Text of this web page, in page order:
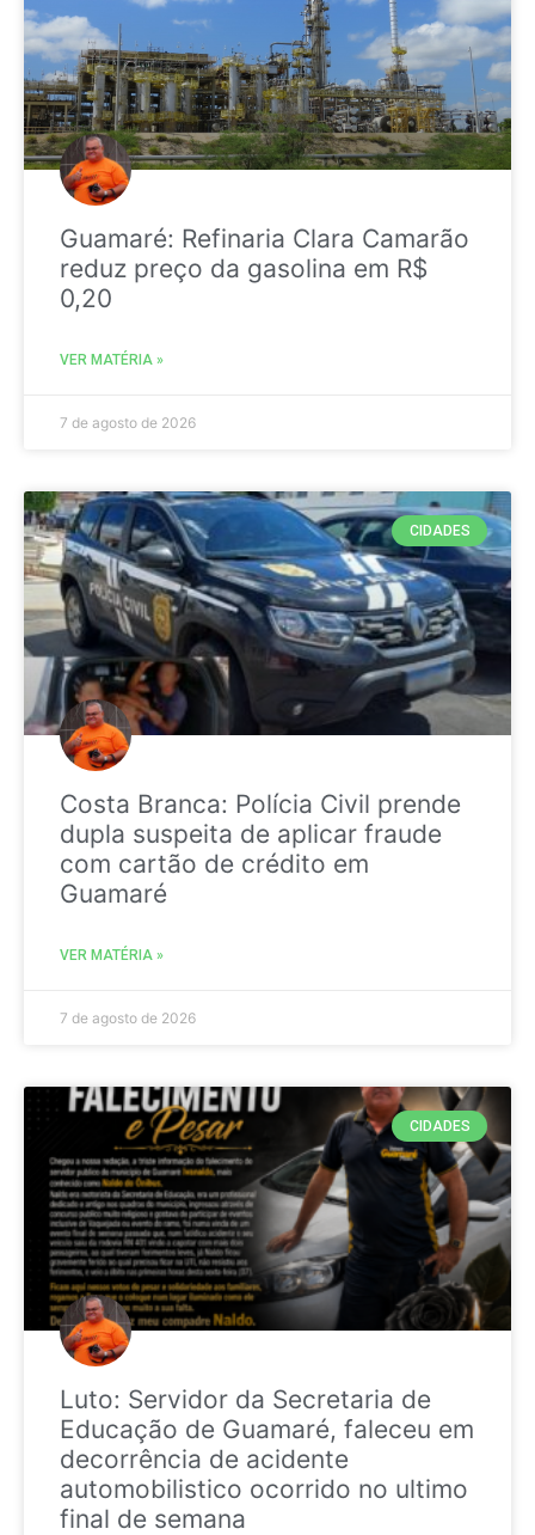
Guamaré: Refinaria Clara Camarão
reduz preço da gasolina em R$
0,20
VER MATÉRIA »
7 de agosto de 2026
CIDADES
Costa Branca: Polícia Civil prende
dupla suspeita de aplicar fraude
com cartão de crédito em
Guamaré
VER MATÉRIA »
7 de agosto de 2026
CIDADES
Luto: Servidor da Secretaria de
Educação de Guamaré, faleceu em
decorrência de acidente
automobilistico ocorrido no ultimo
final de semana